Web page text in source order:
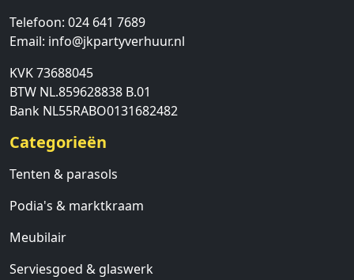
Telefoon: 024 641 7689
Email: info@jkpartyverhuur.nl
KVK 73688045
BTW NL.859628838 B.01
Bank NL55RABO0131682482
Categorieën
Tenten & parasols
Podia's & marktkraam
Meubilair
Serviesgoed & glaswerk